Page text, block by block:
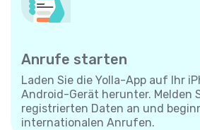
Anrufe starten
Laden Sie die Yolla-App auf Ihr
Android-Gerät herunter. Melden
registrierten Daten an und
internationalen Anrufen.